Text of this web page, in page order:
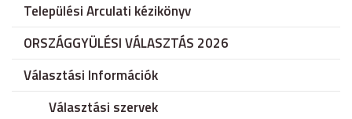
Települési Arculati kézikönyv
ORSZÁGGYÜLÉSI VÁLASZTÁS 2026
Választási Információk
Választási szervek